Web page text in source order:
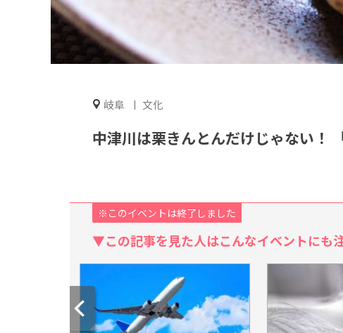
岐阜 文化
中津川は栗きんとんだけじゃない！
※このイベントは終了しました
▼この記事を見た人はこんなイベントにも